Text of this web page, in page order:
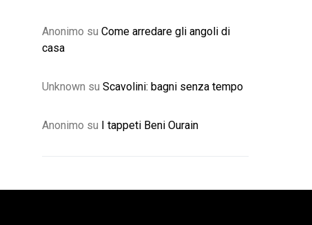
Anonimo su Come arredare gli angoli di
casa
Unknown su Scavolini: bagni senza tempo
Anonimo su I tappeti Beni Ourain